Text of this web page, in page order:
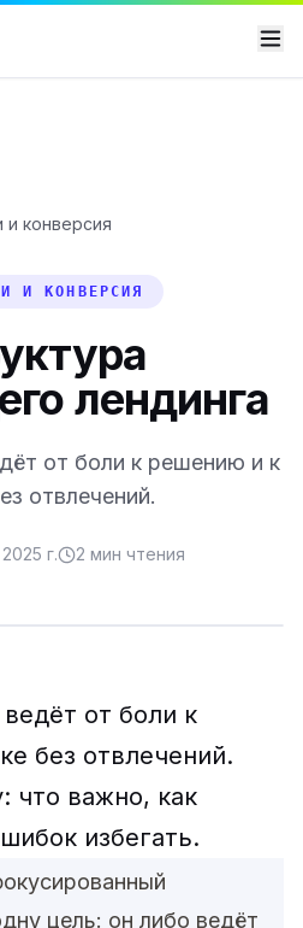
и конверсия
И КОНВЕРСИЯ
лендинга
от боли к решению и к
отвлечений.
г. 2 мин чтения
от боли к
без отвлечений.
что важно, как
избегать.
цель: он либо ведёт